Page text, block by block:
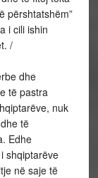
përshtatshëm”
i cili ishin
/
dhe
të pastra
nuk
të
Edhe
shqiptarëve
në saje të